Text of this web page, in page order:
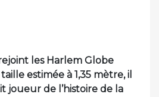
les Harlem Globe
estimée à 1,35 mètre, il
joueur de l’histoire de la